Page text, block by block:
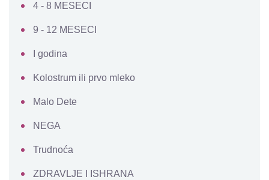
4 - 8 MESECI
9 - 12 MESECI
I godina
Kolostrum ili prvo mleko
Malo Dete
NEGA
Trudnoća
ZDRAVLJE I ISHRANA